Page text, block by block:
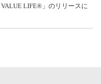
LIFE®」のリリースに